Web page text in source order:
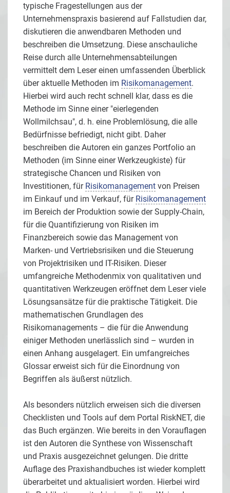
typische Fragestellungen aus der
Unternehmenspraxis basierend auf Fallstudien dar,
diskutieren die anwendbaren Methoden und
beschreiben die Umsetzung. Diese anschauliche
Reise durch alle Unternehmensabteilungen
vermittelt dem Leser einen umfassenden Überblick
über aktuelle Methoden im Risikomanagement.
Hierbei wird auch recht schnell klar, dass es die
Methode im Sinne einer "eierlegenden
Wollmilchsau", d. h. eine Problemlösung, die alle
Bedürfnisse befriedigt, nicht gibt. Daher
beschreiben die Autoren ein ganzes Portfolio an
Methoden (im Sinne einer Werkzeugkiste) für
strategische Chancen und Risiken von
Investitionen, für Risikomanagement von Preisen
im Einkauf und im Verkauf, für Risikomanagement
im Bereich der Produktion sowie der Supply-Chain,
für die Quantifizierung von Risiken im
Finanzbereich sowie das Management von
Marken- und Vertriebsrisiken und die Steuerung
von Projektrisiken und IT-Risiken. Dieser
umfangreiche Methodenmix von qualitativen und
quantitativen Werkzeugen eröffnet dem Leser viele
Lösungsansätze für die praktische Tätigkeit. Die
mathematischen Grundlagen des
Risikomanagements – die für die Anwendung
einiger Methoden unerlässlich sind – wurden in
einen Anhang ausgelagert. Ein umfangreiches
Glossar erweist sich für die Einordnung von
Begriffen als äußerst nützlich.
Als besonders nützlich erweisen sich die diversen
Checklisten und Tools auf dem Portal RiskNET, die
das Buch ergänzen. Wie bereits in den Vorauflagen
ist den Autoren die Synthese von Wissenschaft
und Praxis ausgezeichnet gelungen. Die dritte
Auflage des Praxishandbuches ist wieder komplett
überarbeitet und aktualisiert worden. Hierbei wird